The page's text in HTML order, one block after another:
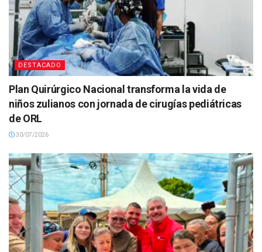
DESTACADO
Plan Quirúrgico Nacional transforma la vida de
niños zulianos con jornada de cirugías pediátricas
de ORL
30/07/2026